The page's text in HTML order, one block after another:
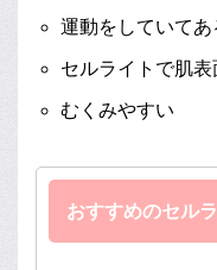
運動をしていてあ
セルライトで肌
むくみやすい
おすすめのセル